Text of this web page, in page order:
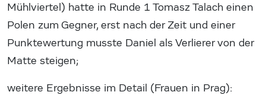
Mühlviertel) hatte in Runde 1 Tomasz Talach einen
Polen zum Gegner, erst nach der Zeit und einer
Punktewertung musste Daniel als Verlierer von der
Matte steigen;
weitere Ergebnisse im Detail (Frauen in Prag):